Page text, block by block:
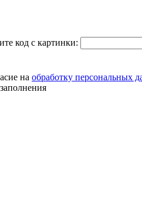
код с картинки:
на обработку персональных